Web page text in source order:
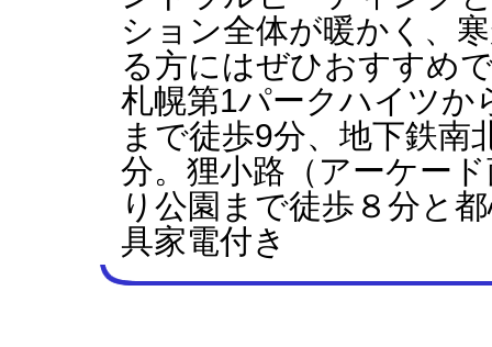
ション全体が暖かく、
る方にはぜひおすすめ
札幌第1パークハイツか
まで徒歩9分、地下鉄南
分。狸小路（アーケー
り公園まで徒歩８分と
具家電付き